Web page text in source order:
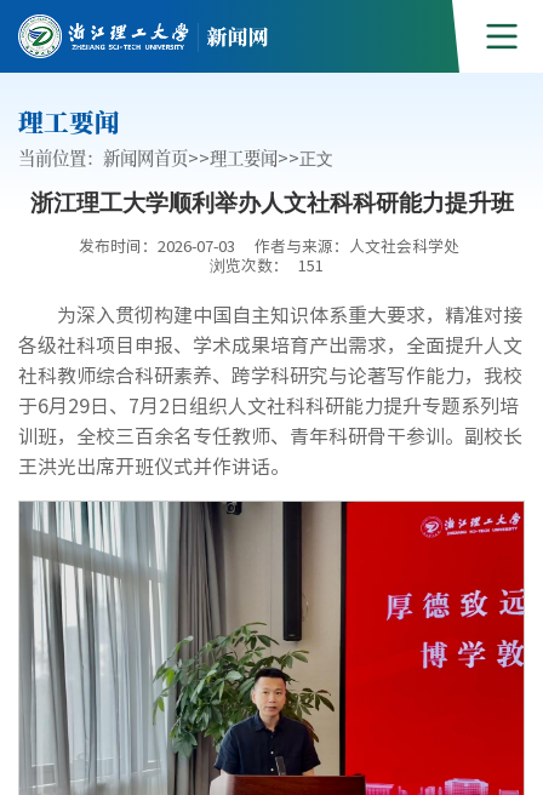
理工要闻
当前位置： 新闻网首页>>理工要闻>>正文
浙江理工大学顺利举办人文社科科研能力提升班
发布时间：2026-07-03
作者与来源：人文社会科学处
浏览次数：
151
为深入贯彻构建中国自主知识体系重大要求，精准对接
各级社科项目申报、学术成果培育产出需求，全面提升人文
社科教师综合科研素养、跨学科研究与论著写作能力，我校
于6月29日、7月2日组织人文社科科研能力提升专题系列培
训班，全校三百余名专任教师、青年科研骨干参训。副校长
王洪光出席开班仪式并作讲话。